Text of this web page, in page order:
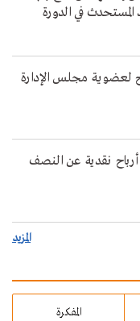
في الدورة
لعضوية مجلس الإدارة
أرباح نقدية عن النصف
المزيد
المفكرة